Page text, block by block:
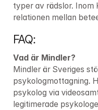
typer av rädslor. Inom
relationen mellan
FAQ:
Vad är Mindler?
Mindler är Sveriges
psykologmottagning.
psykolog via
legitimerade